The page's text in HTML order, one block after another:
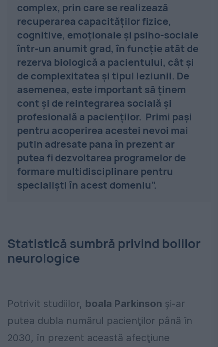
complex, prin care se realizează
recuperarea capacităților fizice,
cognitive, emoționale și psiho-sociale
într-un anumit grad, în funcție atât de
rezerva biologică a pacientului, cât și
de complexitatea și tipul leziunii. De
asemenea, este important să ținem
cont și de reintegrarea socială și
profesională a pacienților. Primi pași
pentru acoperirea acestei nevoi mai
putin adresate pana în prezent ar
putea fi dezvoltarea programelor de
formare multidisciplinare pentru
specialiști în acest domeniu”.
Statistică sumbră privind bolilor
neurologice
Potrivit studiilor, boala Parkinson și-ar
putea dubla numărul pacienţilor până în
2030, în prezent această afecţiune